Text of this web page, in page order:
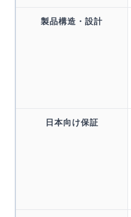
製品構造・設計
日本向け保証